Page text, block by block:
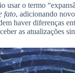
usar o termo
fato, adicionando
haver diferenças
as atualizações